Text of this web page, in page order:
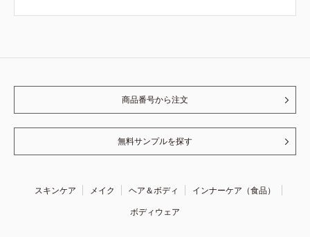
商品番号から注文
無料サンプルを探す
スキンケア メイク ヘア＆ボディ
インナーケア（食品）
ボディウェア